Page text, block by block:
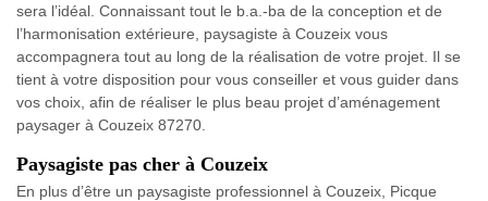
sera l’idéal. Connaissant tout le b.a.-ba de la conception et de
l’harmonisation extérieure, paysagiste à Couzeix vous
accompagnera tout au long de la réalisation de votre projet. Il se
tient à votre disposition pour vous conseiller et vous guider dans
vos choix, afin de réaliser le plus beau projet d’aménagement
paysager à Couzeix 87270.
Paysagiste pas cher à Couzeix
En plus d’être un paysagiste professionnel à Couzeix, Picque